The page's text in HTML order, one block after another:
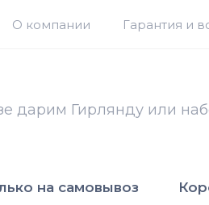
О компании Гарантия и
дарим Гирлянду или
на самовывоз